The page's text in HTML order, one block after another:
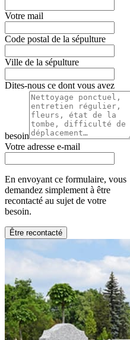
Votre mail
Code postal de la sépulture
Ville de la sépulture
Dites-nous ce dont vous avez
besoin
Votre adresse e-mail
En envoyant ce formulaire, vous
demandez simplement à être
recontacté au sujet de votre
besoin.
Être recontacté